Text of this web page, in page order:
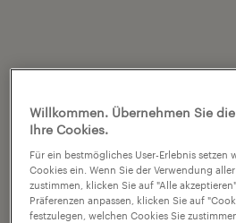
Willkommen. Übernehmen Sie
Ihre Cookies.
Für ein bestmögliches User-Erlebnis setzen
Cookies ein. Wenn Sie der Verwendung
zustimmen, klicken Sie auf "Alle
Präferenzen anpassen, klicken Sie auf
festzulegen, welchen Cookies Sie